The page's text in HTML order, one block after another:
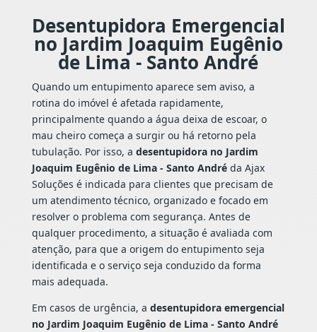
Desentupidora Emergencial
no Jardim Joaquim Eugênio
de Lima - Santo André
Quando um entupimento aparece sem aviso, a
rotina do imóvel é afetada rapidamente,
principalmente quando a água deixa de escoar, o
mau cheiro começa a surgir ou há retorno pela
tubulação. Por isso, a desentupidora no Jardim
Joaquim Eugênio de Lima - Santo Andréda Ajax
Soluções é indicada para clientes que precisam de
um atendimento técnico, organizado e focado em
resolver o problema com segurança. Antes de
qualquer procedimento, a situação é avaliada com
atenção, para que a origem do entupimento seja
identificada e o serviço seja conduzido da forma
mais adequada.
Em casos de urgência, a desentupidora emergencial
no Jardim Joaquim Eugênio de Lima - Santo André